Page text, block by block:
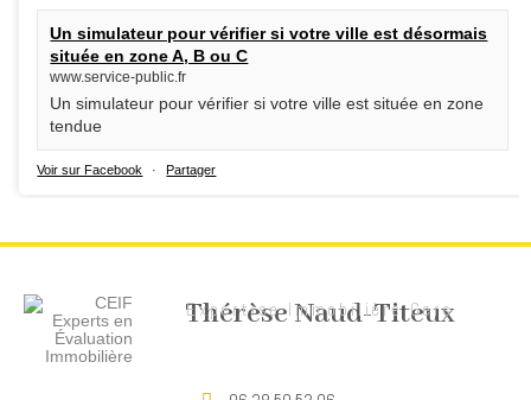
Un simulateur pour vérifier si votre ville est désormais
située en zone A, B ou C
www.service-public.fr
Un simulateur pour vérifier si votre ville est située en zone
tendue
Voir sur Facebook · Partager
Thérèse Naud-Titeux
Expertise Immobilière Gers